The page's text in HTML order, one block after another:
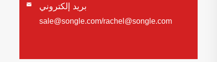
 بريد إلكتروني
sale@songle.com/rachel@songle.com